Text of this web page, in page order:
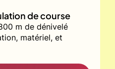
de course
m de dénivelé
matériel, et